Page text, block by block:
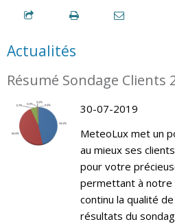
Actualités
Résumé Sondage Clients
30-07-2019
MeteoLux met un
au mieux ses
pour votre
permettant à notre
continu la qualité
résultats du